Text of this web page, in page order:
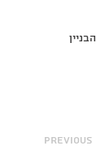
previous